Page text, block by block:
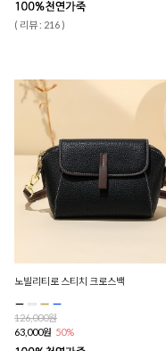
( 리뷰 : 216 )
노빌리티로 스티치 크로스백
126,000원
63,000원 50%